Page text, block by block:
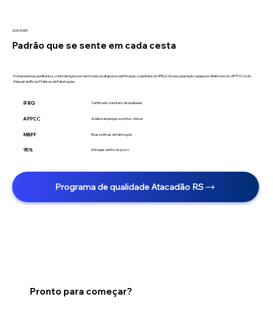
QUALIDADE
Padrão que se sente em cada cesta
Fornecedores auditados, controle rigoroso em todas as etapas e certificação voluntária do IFBQ. Nossa operação segue as diretrizes do APPCC e do
Manual de Boas Práticas de Fabricação.
IFBQ Certificado voluntário de qualidade
APPCC Análise de perigos e pontos críticos
MBPF Boas práticas de fabricação
95% Entregas dentro do prazo
Programa de qualidade Atacadão RS
Pronto para começar?